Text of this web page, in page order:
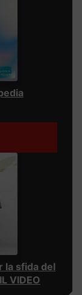
la sfida del
VIDEO